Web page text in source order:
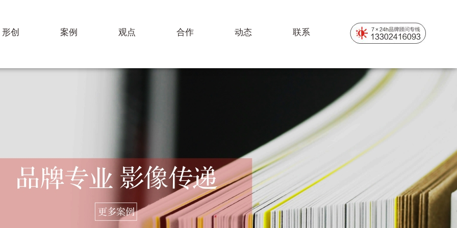
形创 案例 观点 合作 动态 联系